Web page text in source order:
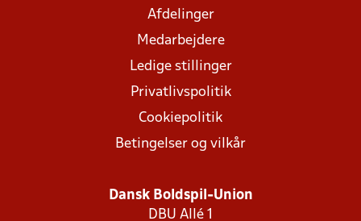
Afdelinger
Medarbejdere
Ledige stillinger
Privatlivspolitik
Cookiepolitik
Betingelser og vilkår
Dansk Boldspil-Union
DBU Allé 1